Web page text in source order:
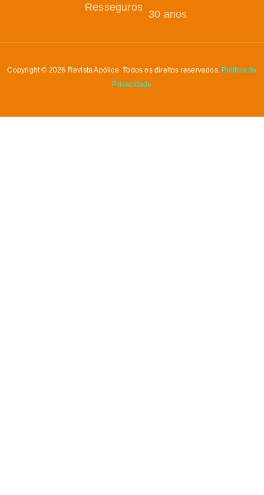
Resseguros
30 anos
Copyright © 2026 Revista Apólice. Todos os direitos reservados. Política de
Privacidade